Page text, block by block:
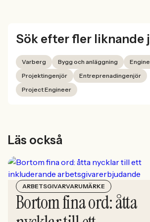
Sök efter fler liknande
Varberg Bygg och anläggning
Projektingenjör
Entreprenadingenjör
Project Engineer
Läs också
ARBETSGIVARVARUMÄRKE
Bortom fina ord: åtta